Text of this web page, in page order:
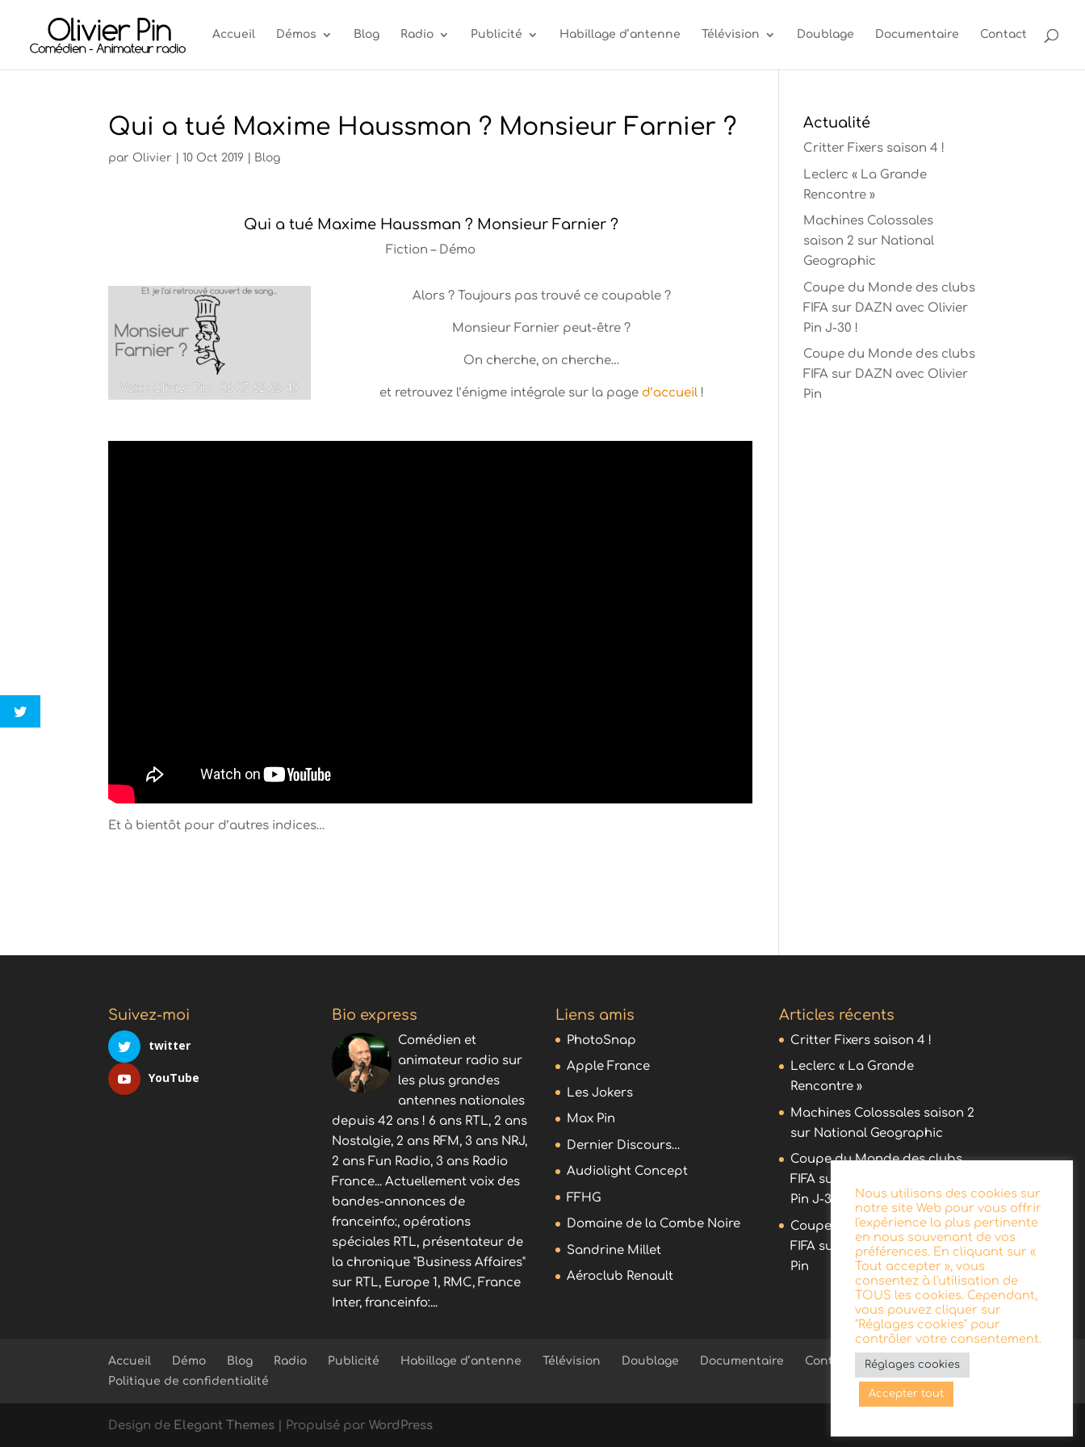
Accueil Démos Blog Radio Publicité Habillage d’antenne Télévision Doublage Documentaire Contact
Qui a tué Maxime Haussman ? Monsieur Farnier ?
par Olivier |10 Oct 2019 Blog
Qui a tué Maxime Haussman ? Monsieur Farnier ?
Fiction – Démo
Alors ? Toujours pas trouvé ce coupable ?
Monsieur Farnier peut-être ?
On cherche, on cherche…
et retrouvez l’énigme intégrale sur la page d’accueil!
Et à bientôt pour d’autres indices…
Actualité
Critter Fixers saison 4 !
Leclerc « La Grande
Rencontre »
Machines Colossales
saison 2 sur National
Geographic
Coupe du Monde des clubs
FIFA sur DAZN avec Olivier
Pin J-30 !
Coupe du Monde des clubs
FIFA sur DAZN avec Olivier
Pin
Suivez-moi
twitter
YouTube
Bio express
Comédien et
animateur radio sur
les plus grandes
antennes nationales
depuis 42 ans ! 6 ans RTL, 2 ans
Nostalgie, 2 ans RFM, 3 ans NRJ,
2 ans Fun Radio, 3 ans Radio
France... Actuellement voix des
bandes-annonces de
franceinfo:, opérations
spéciales RTL, présentateur de
la chronique "Business Affaires"
sur RTL, Europe 1, RMC, France
Inter, franceinfo:...
Liens amis
PhotoSnap
Apple France
Les Jokers
Max Pin
Dernier Discours…
Audiolight Concept
FFHG
Domaine de la Combe Noire
Sandrine Millet
Aéroclub Renault
Articles récents
Critter Fixers saison 4 !
Leclerc « La Grande
Rencontre »
Machines Colossales saison 2
sur National Geographic
Coupe du Monde des clubs
FIFA sur DAZN avec Olivier
Pin J-30 !
Coupe du Monde des clubs
FIFA sur DAZN avec Olivier
Pin
Accueil Démo Blog Radio Publicité Habillage d’antenne Télévision Doublage Documentaire
Contact
Politique de confidentialité
Design de Elegant Themes | Propulsé parWordPress
Nous utilisons des cookies sur
notre site Web pour vous offrir
l'expérience la plus pertinente
en nous souvenant de vos
préférences. En cliquant sur «
Tout accepter », vous
consentez à l'utilisation de
TOUS les cookies. Cependant,
vous pouvez cliquer sur
"Réglages cookies" pour
contrôler votre consentement.
Réglages cookies
Accepter tout